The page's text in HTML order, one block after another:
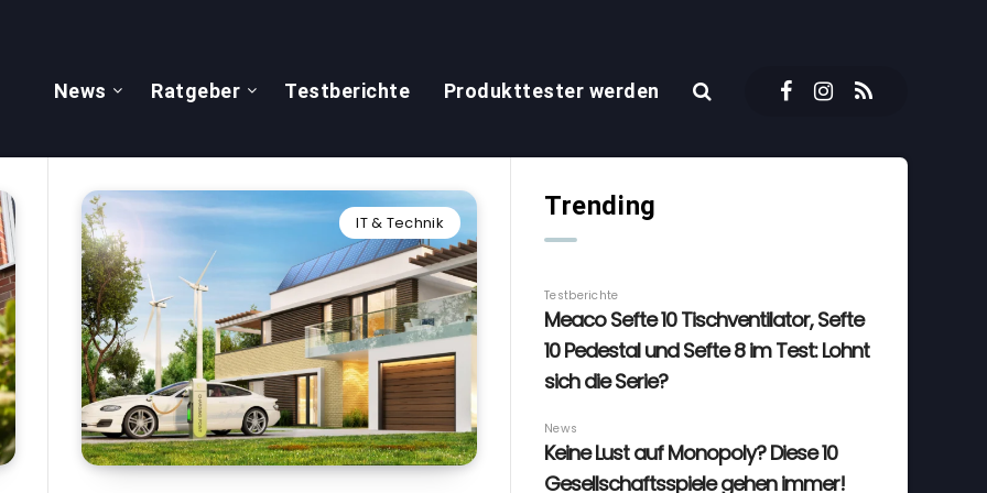
News Ratgeber Testberichte Produkttester werden
IT & Technik
Trending